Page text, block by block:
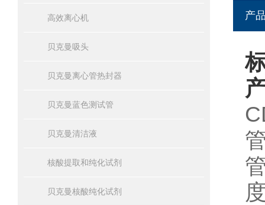
高效离心机
贝克曼吸头
贝克曼离心管热封器
贝克曼蓝色测试管
贝克曼清洁液
核酸提取和纯化试剂
贝克曼核酸纯化试剂
产